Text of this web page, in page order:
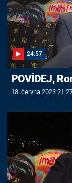
24:57
POVÍDEJ,
18. června 2023